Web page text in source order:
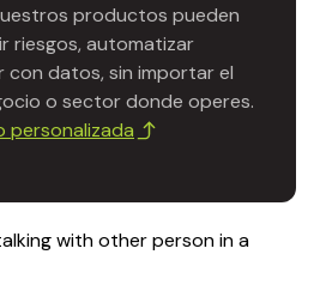
productos pueden
riesgos, automatizar
con datos, sin importar el
o sector donde operes.
personalizada